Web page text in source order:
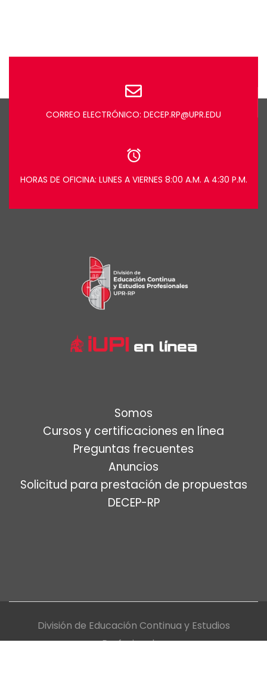
CORREO ELECTRÓNICO: DECEP.RP@UPR.EDU
HORAS DE OFICINA: LUNES A VIERNES 8:00 A.M. A 4:30 P.M.
Somos
Cursos y certificaciones en línea
Preguntas frecuentes
Anuncios
Solicitud para prestación de propuestas
DECEP-RP
División de Educación Continua y Estudios
Profesionales